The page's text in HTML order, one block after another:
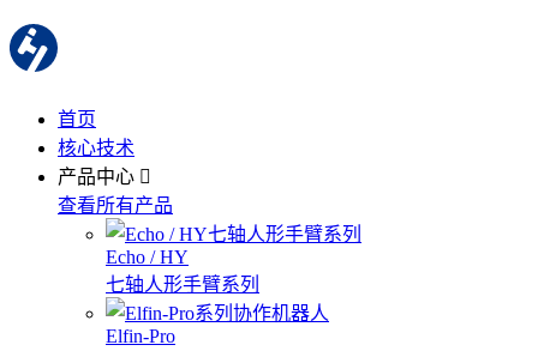
首页
核心技术
产品中心
查看所有产品
Echo / HY
七轴人形手臂系列
Elfin-Pro